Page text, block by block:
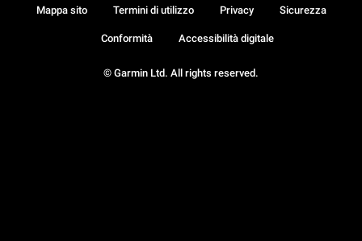
© Garmin Ltd. All rights reserved.
Mappa sito Termini di utilizzo Privacy Sicurezza
Conformità Accessibilità digitale